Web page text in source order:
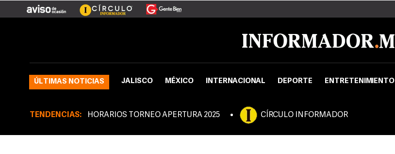
ÚLTIMAS NOTICIAS JALISCO MÉXICO INTERNACIONAL DEPORTE ENTRETENIMIENTO
TENDENCIAS: HORARIOS TORNEO APERTURA 2025 CÍRCULO INFORMADOR